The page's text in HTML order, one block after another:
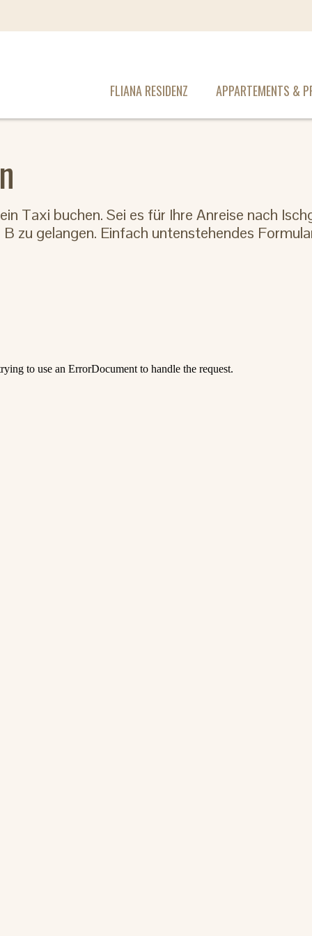
FLIANA RESIDENZ APPARTEMENTS &
Taxi buchen. Sei es für Ihre Anreise nach
zu gelangen. Einfach untenstehendes